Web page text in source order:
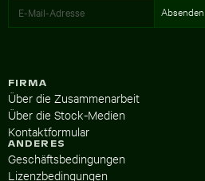
FIRMA
Über die Zusammenarbeit
Über die Stock-Medien
Kontaktformular
ANDERES
Geschäftsbedingungen
Lizenzbedingungen